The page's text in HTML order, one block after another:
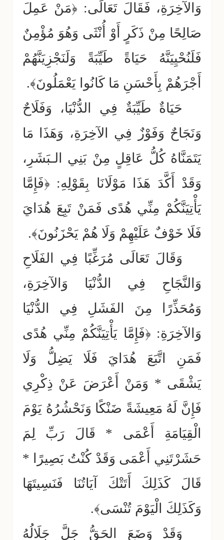
وَالآخِرَةِ، فَقَالَ تَعَالَى: ﴿مَنْ عَمِلَ
صَالِحًا مِنْ ذَكَرٍ أَوْ أُنْثَى وَهُوَ مُؤْمِنٌ
فَلَنُحْيِيَنَّهُ حَيَاةً طَيِّبَةً وَلَنَجْزِيَنَّهُمْ
أَجْرَهُمْ بِأَحْسَنِ مَا كَانُوا يَعْمَلُونَ﴾.
حَيَاةٌ طَيِّبَةٌ فِي الدُّنْيَا، وَفَلَاحٌ
وَنَجَاحٌ وَفَوْزٌ فِي الآخِرَةِ، وَهَذَا مَا
يَتَمَنَّاهُ كُلُّ عَاقِلٍ مِنْ بَنِي الـبَشَرِ،
وَقَدْ أَكَّدَ هَذَا مَوْلَانَا بِقَوْلِهِ: ﴿فَإِمَّا
يَأْتِيَنَّكُمْ مِنِّي هُدًى فَمَنْ تَبِعَ هُدَايَ
فَلَا خَوْفٌ عَلَيْهِمْ وَلَا هُمْ يَحْزَنُونَ﴾.
وَقَالَ تَعَالَى مُرَغِّبًا فِي الفَلَاحِ
وَالنَّجَاحِ فِي الدُّنْيَا وَالآخِرَةِ،
وَمُحَذِّرًا مِنَ الفَشَلِ فِي الدُّنْيَا
وَالآخِرَةِ: ﴿فَإِمَّا يَأْتِيَنَّكُمْ مِنِّي هُدًى
فَمَنِ اتَّبَعَ هُدَايَ فَلَا يَضِلُّ وَلَا
يَشْقَى * وَمَنْ أَعْرَضَ عَنْ ذِكْرِي
فَإِنَّ لَهُ مَعِيشَةً ضَنْكًا وَنَحْشُرُهُ يَوْمَ
الْقِيَامَةِ أَعْمَى * قَالَ رَبِّ لِمَ
حَشَرْتَنِي أَعْمَى وَقَدْ كُنْتُ بَصِيرًا *
قَالَ كَذَلِكَ أَتَتْكَ آيَاتُنَا فَنَسِيتَهَا
وَكَذَلِكَ الْيَوْمَ تُنْسَى﴾.
وَقَدْ وَضَعَ الحَقُّ جَلَّ جَلَالُهُ